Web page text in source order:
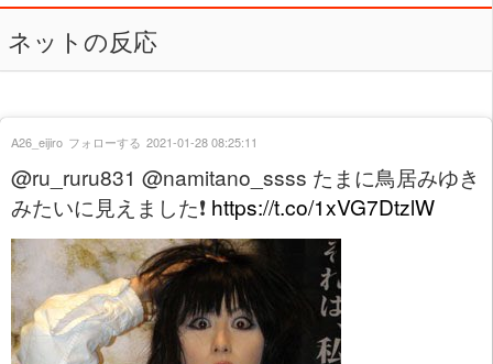
ネットの反応
@ru_ruru831 @namitano_ssss たまに鳥居みゆき
みたいに見えました❗ https://t.co/1xVG7DtzlW
A26_eijiro フォローする 2021-01-28 08:25:11